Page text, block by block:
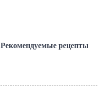
Рекомендуемые рецепты